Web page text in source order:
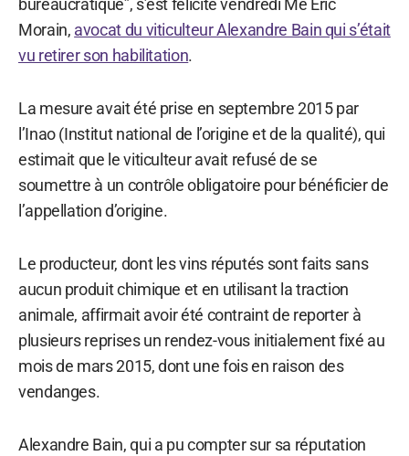
bureaucratique”, s’est félicité vendredi Me Éric
Morain, avocat du viticulteur Alexandre Bain qui s’était
vu retirer son habilitation.
La mesure avait été prise en septembre 2015 par
l’Inao (Institut national de l’origine et de la qualité), qui
estimait que le viticulteur avait refusé de se
soumettre à un contrôle obligatoire pour bénéficier de
l’appellation d’origine.
Le producteur, dont les vins réputés sont faits sans
aucun produit chimique et en utilisant la traction
animale, affirmait avoir été contraint de reporter à
plusieurs reprises un rendez-vous initialement fixé au
mois de mars 2015, dont une fois en raison des
vendanges.
Alexandre Bain, qui a pu compter sur sa réputation